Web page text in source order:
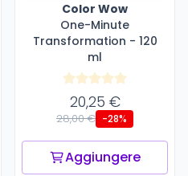
Color Wow
One-Minute
Transformation - 120
ml
20,25 €
28,00 € -28%
Aggiungere